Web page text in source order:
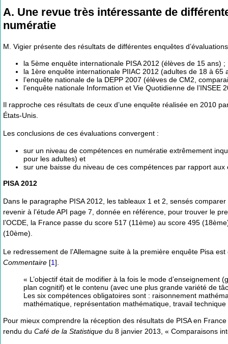
A. Une revue très intéressante de
numératie
M. Vigier présente des résultats de différentes enquêtes
la 5ème enquête internationale PISA 2012 (élèves de 15 ans) ;
la 1ère enquête internationale PIIAC 2012 (adultes de 18 à 65
l’enquête nationale de la DEPP 2007 (élèves de CM2,
l’enquête nationale Information et Vie Quotidienne de
Il rapproche ces résultats de ceux d’une enquête réalisée en 2010
États-Unis.
Les conclusions de ces évaluations convergent :
sur un niveau de compétences en numératie extrêmement
pour les adultes) et
sur une baisse du niveau de ces compétences par rapport
PISA 2012
Dans le paragraphe PISA 2012, les tableaux 1 et 2, sensés
revenir à l’étude API page 7, donnée en référence, pour trouver le
l’OCDE, la France passe du score 517 (11ème) au score 495
(10ème).
Le redressement de l’Allemagne suite à la première enquête Pisa
Commentaire [1]
« L’objectif était de modifier à la fois le mode
plan cognitif) et le contenu (avec une plus grande variété de
Les six compétences obligatoires sont : raisonnement
mathématique, représentation mathématique, travail
Pour mieux comprendre la réception des résultats de PISA en
rendu du Café de la Statistique du 8 janvier 2013, « Comparaisons